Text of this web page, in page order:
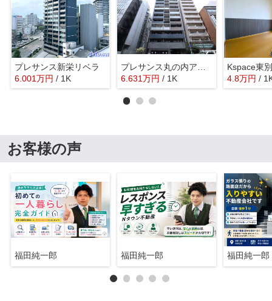
プレサンス新栄リベラ
6.001万円 / 1K
6.631万円 / 1K
Kspace東
4.8万円 /
お客様の声
福田純一郎 福田純一郎 福田純一郎